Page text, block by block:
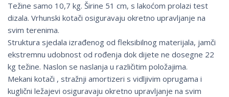
Težine samo 10,7 kg. Širine 51 cm, s lakoćom prolazi test
dizala. Vrhunski kotači osiguravaju okretno upravljanje na
svim terenima.
Struktura sjedala izrađenog od fleksibilnog materijala, jamči
ekstremnu udobnost od rođenja dok dijete ne dosegne 22
kg težine. Naslon se naslanja u različitim položajima.
Mekani kotači , stražnji amortizeri s vidljivim oprugama i
kuglični ležajevi osiguravaju okretno upravljanje na svim